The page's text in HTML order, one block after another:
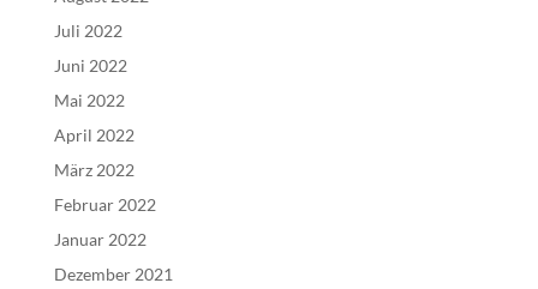
Juli 2022
Juni 2022
Mai 2022
April 2022
März 2022
Februar 2022
Januar 2022
Dezember 2021